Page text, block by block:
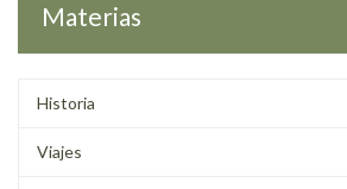
Materias
Historia
Viajes